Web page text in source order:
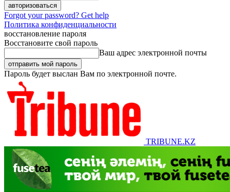
Forgot your password? Get help
Политика конфиденциальности
восстановление пароля
Восстановите свой пароль
Ваш адрес электронной почты
Пароль будет выслан Вам по электронной почте.
TRIBUNE.KZ